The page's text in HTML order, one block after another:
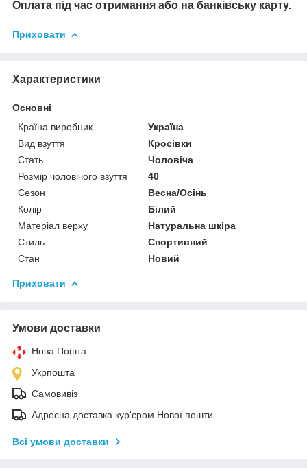
Оплата під час отримання або на банківську карту.
Приховати
Характеристики
Основні
Країна виробник
Україна
Вид взуття
Кросівки
Стать
Чоловіча
Розмір чоловічого взуття
40
Сезон
Весна/Осінь
Колір
Білий
Матеріал верху
Натуральна шкіра
Стиль
Спортивний
Стан
Новий
Приховати
Умови доставки
Нова Пошта
Укрпошта
Самовивіз
Адресна доставка кур'єром Нової пошти
Всі умови доставки